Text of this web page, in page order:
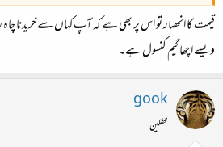
قیمت کا انحصار تو اس پر بھی ہے کہ آپ کہاں سے خریدنا
ویسے اچھا گیم کنسول ہے۔
gook
محفلین